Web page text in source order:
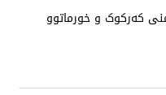
کەرکوک و خورماتوو